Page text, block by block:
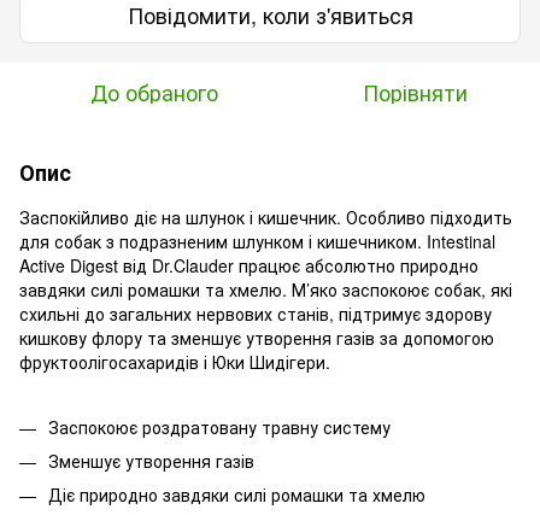
Повідомити, коли з'явиться
До обраного Порівняти
Опис
Заспокійливо діє на шлунок і кишечник. Особливо підходить
для собак з подразненим шлунком і кишечником. Intestinal
Active Digest від Dr.Clauder працює абсолютно природно
завдяки силі ромашки та хмелю. М’яко заспокоює собак, які
схильні до загальних нервових станів, підтримує здорову
кишкову флору та зменшує утворення газів за допомогою
фруктоолігосахаридів і Юки Шидігери.
Заспокоює роздратовану травну систему
Зменшує утворення газів
Діє природно завдяки силі ромашки та хмелю